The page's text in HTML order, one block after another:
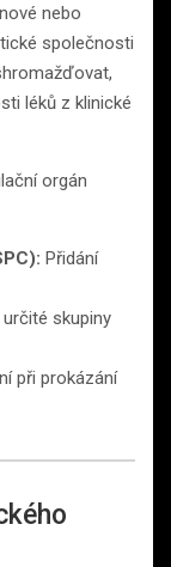
nebo
společnosti
léků z klinické
orgán
Přidání
skupiny
při prokázání